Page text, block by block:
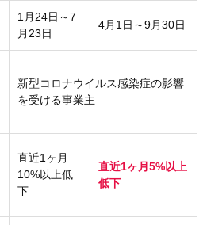
1月24日～7
月23日
4月1日～9月30日
新型コロナウイルス感染症の影響
を受ける事業主
直近1ヶ月
10%以上低
下
直近1ヶ月5%以上
低下